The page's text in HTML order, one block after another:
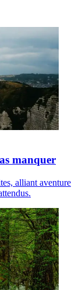
manquer
alliant aventure